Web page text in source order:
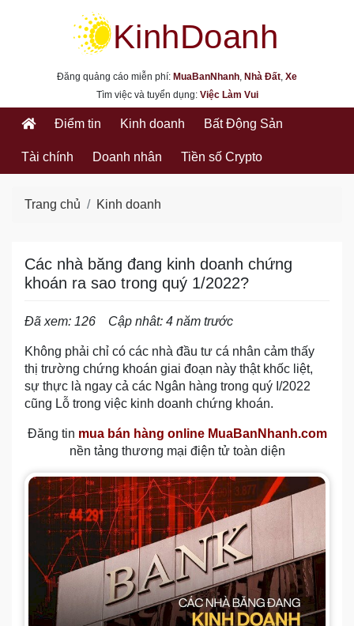
kinhdoanh.muabannhanh.com
Đăng quảng cáo miễn phí: MuaBanNhanh, Nhà Đất, Xe
Tìm việc và tuyển dụng: Việc Làm Vui
Điểm tin Kinh doanh Bất Động Sản
Tài chính Doanh nhân Tiền số Crypto
Trang chủ Kinh doanh
Các nhà băng đang kinh doanh chứng
khoán ra sao trong quý 1/2022?
Đã xem: 126 Cập nhât: 4 năm trước
Không phải chỉ có các nhà đầu tư cá nhân cảm thấy
thị trường chứng khoán giai đoạn này thật khốc liệt,
sự thực là ngay cả các Ngân hàng trong quý I/2022
cũng Lỗ trong việc kinh doanh chứng khoán.
Đăng tin mua bán hàng online MuaBanNhanh.com
nền tảng thương mại điện tử toàn diện